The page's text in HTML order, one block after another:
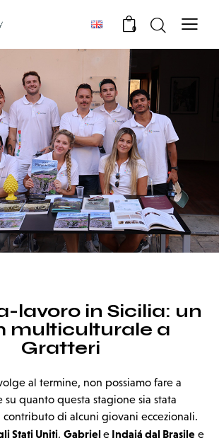
0
lavoro in Sicilia: un
multiculturale a
Gratteri
al termine, non possiamo fare a
quanto questa stagione sia stata
contributo di alcuni giovani eccezionali.
Stati Uniti, Gabriel e Indaiá dal Brasile e